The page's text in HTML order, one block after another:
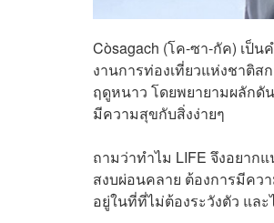
Còsagach (โค-ซา-กัค) เป็
งานการท่องเที่ยวแห่งชาติส
ฤดูหนาว โดยพยายามผลักดั
มีความสุขกับสิ่งง่ายๆ
ถามว่าทำไม LIFE จึงอยาก
สงบผ่อนคลาย ต้องการมีคว
อยู่ในที่ที่ไม่ต้องระวังตัว แล